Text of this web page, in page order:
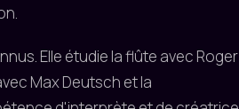
Elle étudie la flûte avec Roger
Max Deutsch et la